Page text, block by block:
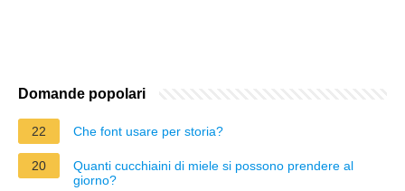
Domande popolari
22 Che font usare per storia?
20
Quanti cucchiaini di miele si possono prendere al
giorno?